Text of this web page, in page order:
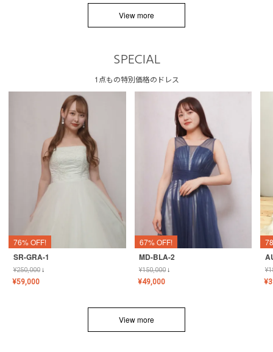
View more
SPECIAL
1点もの特別価格のドレス
76% OFF!
SR-GRA-1
¥250,000↓
¥59,000
67% OFF!
MD-BLA-2
¥150,000↓
¥49,000
¥
¥
View more